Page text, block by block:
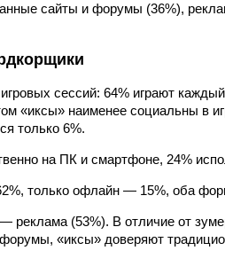
сайты и форумы (36%),
сессий: 64% играют
«иксы» наименее социальны в
только 6%.
на ПК и смартфоне, 24%
только офлайн — 15%, оба
реклама (53%). В отличие от
«иксы» доверяют